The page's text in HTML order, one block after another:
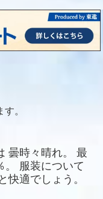
。
曇時々晴れ。
最
服装について
快適でしょう。